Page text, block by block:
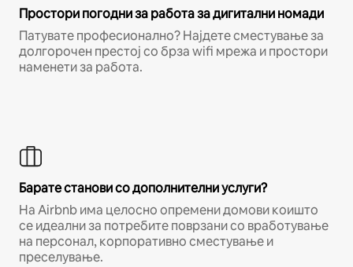
Простори погодни за работа за дигитални номади
Патувате професионално? Најдете сместување за
долгорочен престој со брза wifi мрежа и простори
наменети за работа.
Барате станови со дополнителни услуги?
На Airbnb има целосно опремени домови коишто
се идеални за потребите поврзани со вработување
на персонал, корпоративно сместување и
преселување.